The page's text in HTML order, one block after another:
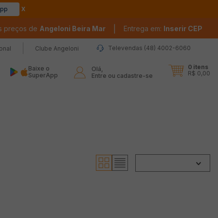
preços de Angeloni Beira Mar Entrega em: Inserir CEP
Clube Angeloni Televendas (48) 4002-6060
Baixe o
SuperApp
Olá,
Entre ou cadastre-se
0 itens
R$ 0,00